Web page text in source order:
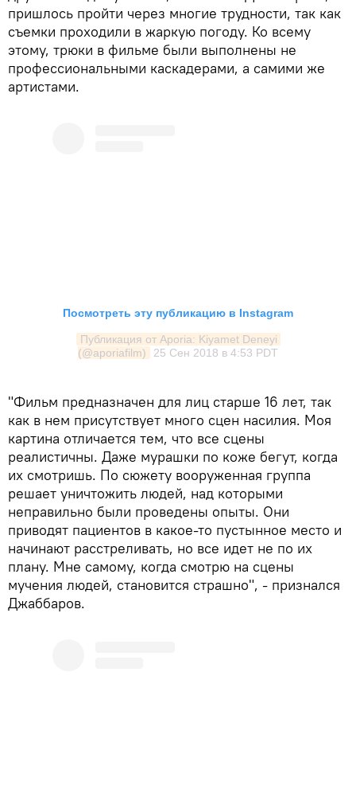
пришлось пройти через многие трудности, так как
съемки проходили в жаркую погоду. Ко всему
этому, трюки в фильме были выполнены не
профессиональными каскадерами, а самими же
артистами.
Посмотреть эту публикацию в Instagram
Публикация от Aporia: Kiyamet Deneyi
(@aporiafilm)
25 Сен 2018 в 4:53 PDT
"Фильм предназначен для лиц старше 16 лет, так
как в нем присутствует много сцен насилия. Моя
картина отличается тем, что все сцены
реалистичны. Даже мурашки по коже бегут, когда
их смотришь. По сюжету вооруженная группа
решает уничтожить людей, над которыми
неправильно были проведены опыты. Они
приводят пациентов в какое-то пустынное место и
начинают расстреливать, но все идет не по их
плану. Мне самому, когда смотрю на сцены
мучения людей, становится страшно", - признался
Джаббаров.